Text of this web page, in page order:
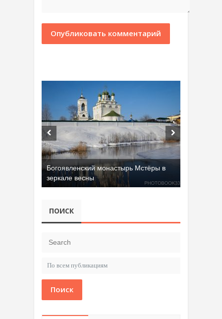
Богоявленский монастырь Мстёры в
зеркале весны
ПОИСК
Поиск